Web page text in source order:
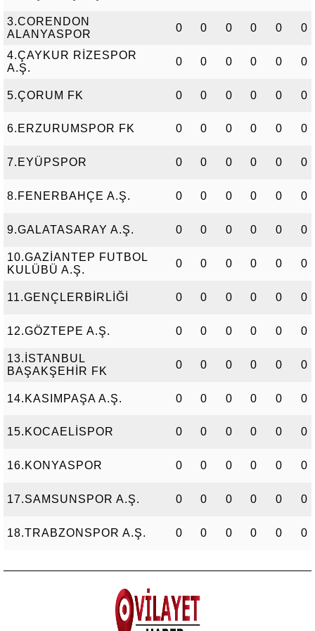
3.CORENDON
ALANYASPOR
0 0 0 0 0 0
4.ÇAYKUR RİZESPOR
A.Ş.
0 0 0 0 0 0
5.ÇORUM FK 0 0 0 0 0 0
6.ERZURUMSPOR FK 0 0 0 0 0 0
7.EYÜPSPOR 0 0 0 0 0 0
8.FENERBAHÇE A.Ş. 0 0 0 0 0 0
9.GALATASARAY A.Ş. 0 0 0 0 0 0
10.GAZİANTEP FUTBOL
KULÜBÜ A.Ş.
0 0 0 0 0 0
11.GENÇLERBİRLİĞİ 0 0 0 0 0 0
12.GÖZTEPE A.Ş. 0 0 0 0 0 0
13.İSTANBUL
BAŞAKŞEHİR FK
0 0 0 0 0 0
14.KASIMPAŞA A.Ş. 0 0 0 0 0 0
15.KOCAELİSPOR 0 0 0 0 0 0
16.KONYASPOR 0 0 0 0 0 0
17.SAMSUNSPOR A.Ş. 0 0 0 0 0 0
18.TRABZONSPOR A.Ş. 0 0 0 0 0 0